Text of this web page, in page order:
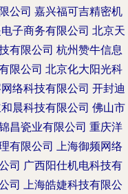
公司 嘉兴福可吉精密机
子商务有限公司 北京天
有限公司 杭州赞牛信息
限公司 北京化大阳光科
络科技有限公司 开封迪
晨科技有限公司 佛山市
昌瓷业有限公司 重庆洋
有限公司 上海御频网络
司 广西阳仕机电科技有
司 上海皓婕科技有限公